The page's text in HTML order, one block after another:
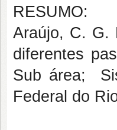
RESUMO:
Araújo, C. G.
diferentes
Sub área;
Federal do